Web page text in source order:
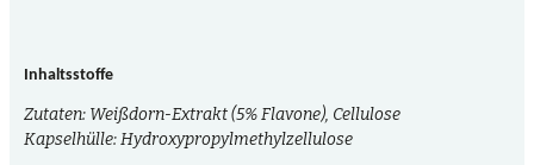
Inhaltsstoffe
Zutaten: Weißdorn-Extrakt (5% Flavone), Cellulose
Kapselhülle: Hydroxypropylmethylzellulose